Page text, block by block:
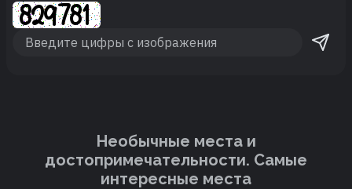
Необычные места и
достопримечательности. Cамые
интересные места